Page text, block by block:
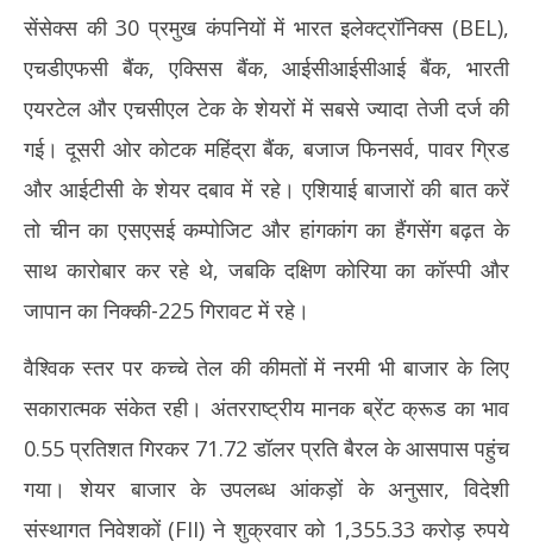
सेंसेक्स की 30 प्रमुख कंपनियों में भारत इलेक्ट्रॉनिक्स (BEL),
एचडीएफसी बैंक, एक्सिस बैंक, आईसीआईसीआई बैंक, भारती
एयरटेल और एचसीएल टेक के शेयरों में सबसे ज्यादा तेजी दर्ज की
गई। दूसरी ओर कोटक महिंद्रा बैंक, बजाज फिनसर्व, पावर ग्रिड
और आईटीसी के शेयर दबाव में रहे। एशियाई बाजारों की बात करें
तो चीन का एसएसई कम्पोजिट और हांगकांग का हैंगसेंग बढ़त के
साथ कारोबार कर रहे थे, जबकि दक्षिण कोरिया का कॉस्पी और
जापान का निक्की-225 गिरावट में रहे।
वैश्विक स्तर पर कच्चे तेल की कीमतों में नरमी भी बाजार के लिए
सकारात्मक संकेत रही। अंतरराष्ट्रीय मानक ब्रेंट क्रूड का भाव
0.55 प्रतिशत गिरकर 71.72 डॉलर प्रति बैरल के आसपास पहुंच
गया। शेयर बाजार के उपलब्ध आंकड़ों के अनुसार, विदेशी
संस्थागत निवेशकों (FII) ने शुक्रवार को 1,355.33 करोड़ रुपये